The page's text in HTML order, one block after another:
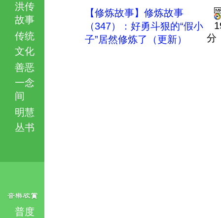
洪传
故事
传统
文化
善恶
一念
间
明慧
丛书
普度
【修炼故事】修炼故事
（347）：好勇斗狠的“假小
子”居然修炼了（更新）
分